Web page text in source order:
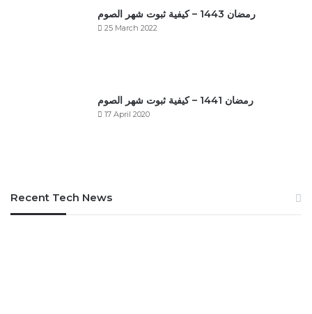
رمضان 1443 – كيفية ثبوت شهر الصوم
25 March 2022
رمضان 1441 – كيفية ثبوت شهر الصوم
17 April 2020
Recent Tech News